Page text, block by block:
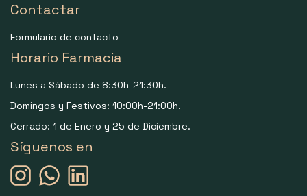
Contactar
Formulario de contacto
Horario Farmacia
Lunes a Sábado de 8:30h-21:30h.
Domingos y Festivos: 10:00h-21:00h.
Cerrado: 1 de Enero y 25 de Diciembre.
Síguenos en